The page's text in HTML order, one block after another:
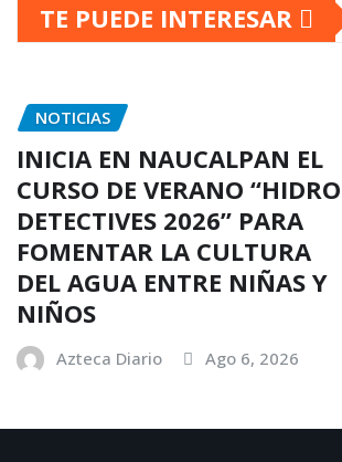
TE PUEDE INTERESAR
NOTICIAS
INICIA EN NAUCALPAN EL
CURSO DE VERANO “HIDRO
DETECTIVES 2026” PARA
FOMENTAR LA CULTURA
DEL AGUA ENTRE NIÑAS Y
NIÑOS
Azteca Diario Ago 6, 2026